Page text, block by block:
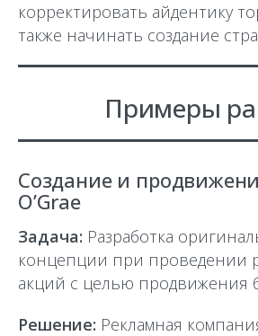
корректировать айдентику
также начинать создание
Примеры
Создание и
O’Grae
Задача: Разработка
концепции при проведении
акций с целью продвижения
Решение: Рекламная